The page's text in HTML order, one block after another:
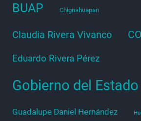
BUAP Chignahuapan
Claudia Rivera Vivanco
Eduardo Rivera Pérez
Gobierno del Estado
Guadalupe Daniel Hernández